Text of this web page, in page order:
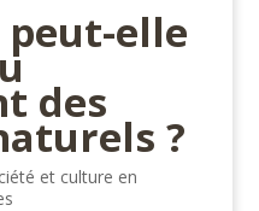
peut-elle
des
?
et culture en